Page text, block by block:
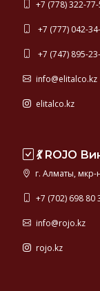
сорта
европейского
+7 (778) 322-
+7 (777) 042-
+7 (747) 895-
info@elitalco.kz
elitalco.kz
💃 ROJO
г. Алматы,
+7 (702) 698 80
info@rojo.kz
rojo.kz